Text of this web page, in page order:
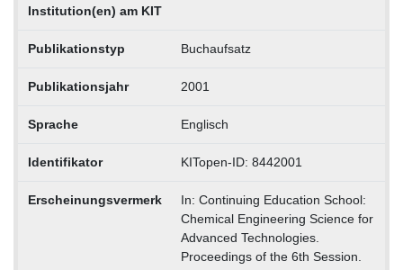
Institution(en) am KIT
Publikationstyp Buchaufsatz
Publikationsjahr 2001
Sprache Englisch
Identifikator KITopen-ID: 8442001
Erscheinungsvermerk
In: Continuing Education School:
Chemical Engineering Science for
Advanced Technologies.
Proceedings of the 6th Session.